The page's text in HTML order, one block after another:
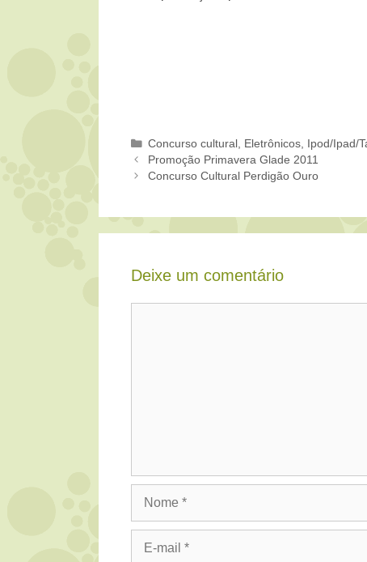
Categorias
Concurso cultural Eletrônicos Ipod/Ipad/
Promoção Primavera Glade 2011
Concurso Cultural Perdigão Ouro
Deixe um comentário